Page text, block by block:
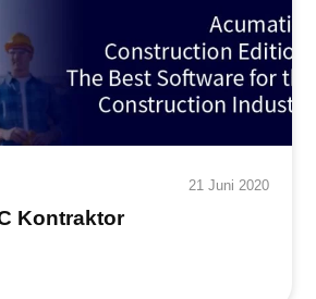
21 Juni 2020
Kontraktor